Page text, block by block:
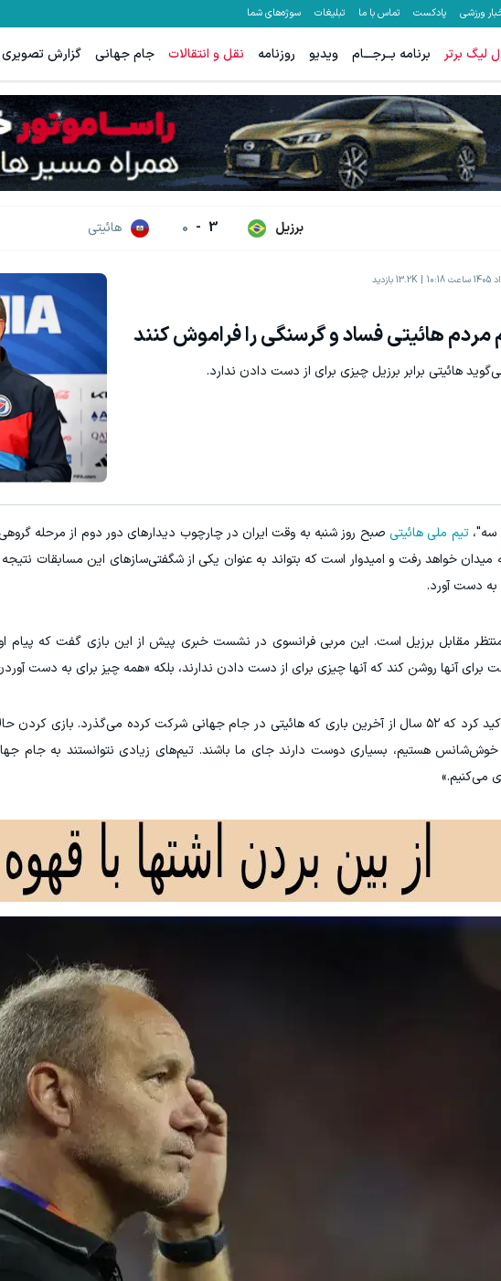
ورزشی پادکست تماس با ما تبلیغات سوژه‌های شما
لیگ برتر برنامه بــرجـــام ویدیو روزنامه نقل و انتقالات جام جهانی گزارش تصویری
برزیل 3
-
0 هائیتی
13.2K بازدید
هائیتی فساد و گرسنگی را فراموش کنند
هائیتی برابر برزیل چیزی برای از دست دادن ندارد.
سه"،تیم ملی هائیتی صبح روز شنبه به وقت ایران در چارچوب دیدارهای دور دوم از مرحله گروهی
میدان خواهد رفت و امیدوار است که بتواند به عنوان یکی از شگفتی‌سازهای این مسابقات نتیجه
به دست آورد.
منتظر مقابل برزیل است. این مربی فرانسوی در نشست خبری پیش از این بازی گفت که پیام او
آنها روشن کند که آنها چیزی برای از دست دادن ندارند، بلکه «همه چیز برای به دست
مینیه بار دیگر تأکید کرد که ۵۲ سال از آخرین باری که هائیتی در جام جهانی شرکت کرده می‌گذرد.
هستیم، بسیاری دوست دارند جای ما باشند. تیم‌های زیادی نتوانستند به جام
می‌کنیم.»